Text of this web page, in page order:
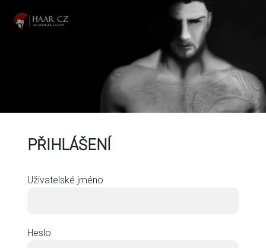
PŘIHLÁŠENÍ
Uživatelské jméno
Heslo